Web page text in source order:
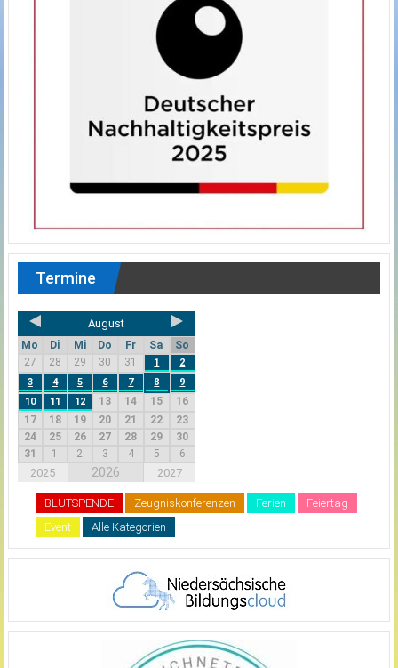
Termine
August
Mo Di Mi Do Fr Sa
So
27
28 29 30 31 1
2
3
4 5 6 7 8
9
10
11 12 13 14 15
16
17
18 19 20 21 22
23
24
25 26 27 28 29
30
31
1 2 3 4 5 6
2025 2026 2027
BLUTSPENDE Zeugniskonferenzen Ferien
Feiertag
Event
Alle Kategorien